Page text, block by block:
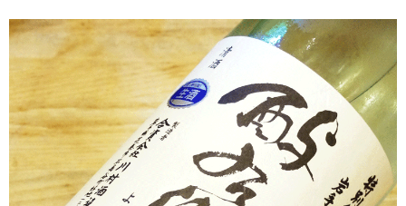
純 米 酒
よえもん 川村酒造店（岩手県花巻市）
田从･月下の舞 舞鶴酒造（秋田県横手市）
綿屋 金の井酒造（宮城県栗原市）
大七 大七酒造（福島県二本松市）